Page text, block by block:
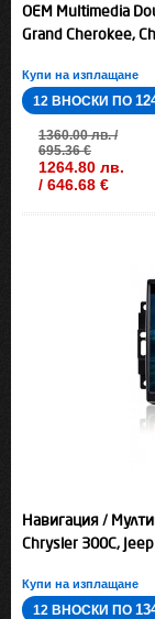
OEM Multimedia
Grand Cherokee,
Купи на изплащане
12 ВНОСКИ ПО
1360.00 лв. /
695.36 €
1264.80 лв.
/ 646.68 €
Навигация /
Chrysler 300C,
Купи на изплащане
12 ВНОСКИ ПО